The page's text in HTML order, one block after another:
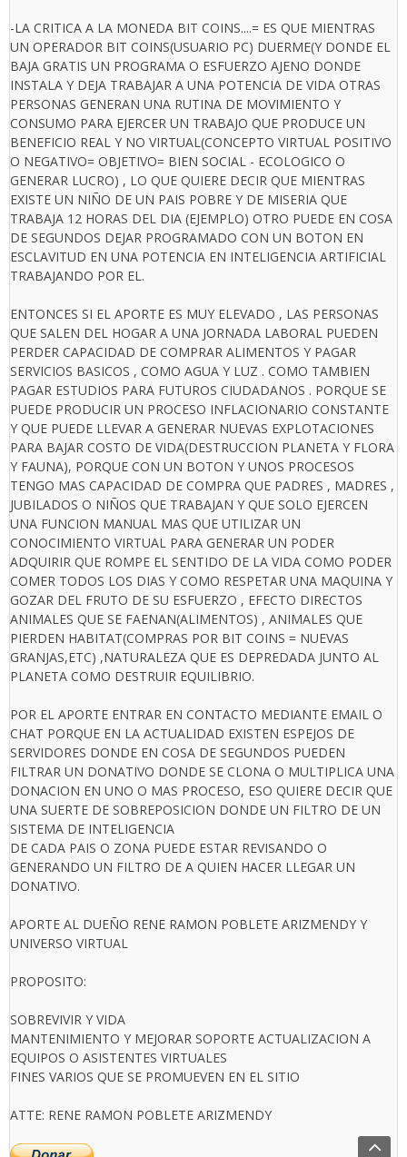
-LA CRITICA A LA MONEDA BIT COINS....= ES QUE MIENTRAS
UN OPERADOR BIT COINS(USUARIO PC) DUERME(Y DONDE EL
BAJA GRATIS UN PROGRAMA O ESFUERZO AJENO DONDE
INSTALA Y DEJA TRABAJAR A UNA POTENCIA DE VIDA OTRAS
PERSONAS GENERAN UNA RUTINA DE MOVIMIENTO Y
CONSUMO PARA EJERCER UN TRABAJO QUE PRODUCE UN
BENEFICIO REAL Y NO VIRTUAL(CONCEPTO VIRTUAL POSITIVO
O NEGATIVO= OBJETIVO= BIEN SOCIAL - ECOLOGICO O
GENERAR LUCRO) , LO QUE QUIERE DECIR QUE MIENTRAS
EXISTE UN NIÑO DE UN PAIS POBRE Y DE MISERIA QUE
TRABAJA 12 HORAS DEL DIA (EJEMPLO) OTRO PUEDE EN COSA
DE SEGUNDOS DEJAR PROGRAMADO CON UN BOTON EN
ESCLAVITUD EN UNA POTENCIA EN INTELIGENCIA ARTIFICIAL
TRABAJANDO POR EL.
ENTONCES SI EL APORTE ES MUY ELEVADO , LAS PERSONAS
QUE SALEN DEL HOGAR A UNA JORNADA LABORAL PUEDEN
PERDER CAPACIDAD DE COMPRAR ALIMENTOS Y PAGAR
SERVICIOS BASICOS , COMO AGUA Y LUZ . COMO TAMBIEN
PAGAR ESTUDIOS PARA FUTUROS CIUDADANOS . PORQUE SE
PUEDE PRODUCIR UN PROCESO INFLACIONARIO CONSTANTE
Y QUE PUEDE LLEVAR A GENERAR NUEVAS EXPLOTACIONES
PARA BAJAR COSTO DE VIDA(DESTRUCCION PLANETA Y FLORA
Y FAUNA), PORQUE CON UN BOTON Y UNOS PROCESOS
TENGO MAS CAPACIDAD DE COMPRA QUE PADRES , MADRES ,
JUBILADOS O NIÑOS QUE TRABAJAN Y QUE SOLO EJERCEN
UNA FUNCION MANUAL MAS QUE UTILIZAR UN
CONOCIMIENTO VIRTUAL PARA GENERAR UN PODER
ADQUIRIR QUE ROMPE EL SENTIDO DE LA VIDA COMO PODER
COMER TODOS LOS DIAS Y COMO RESPETAR UNA MAQUINA Y
GOZAR DEL FRUTO DE SU ESFUERZO , EFECTO DIRECTOS
ANIMALES QUE SE FAENAN(ALIMENTOS) , ANIMALES QUE
PIERDEN HABITAT(COMPRAS POR BIT COINS = NUEVAS
GRANJAS,ETC) ,NATURALEZA QUE ES DEPREDADA JUNTO AL
PLANETA COMO DESTRUIR EQUILIBRIO.
POR EL APORTE ENTRAR EN CONTACTO MEDIANTE EMAIL O
CHAT PORQUE EN LA ACTUALIDAD EXISTEN ESPEJOS DE
SERVIDORES DONDE EN COSA DE SEGUNDOS PUEDEN
FILTRAR UN DONATIVO DONDE SE CLONA O MULTIPLICA UNA
DONACION EN UNO O MAS PROCESO, ESO QUIERE DECIR QUE
UNA SUERTE DE SOBREPOSICION DONDE UN FILTRO DE UN
SISTEMA DE INTELIGENCIA
DE CADA PAIS O ZONA PUEDE ESTAR REVISANDO O
GENERANDO UN FILTRO DE A QUIEN HACER LLEGAR UN
DONATIVO.
APORTE AL DUEÑO RENE RAMON POBLETE ARIZMENDY Y
UNIVERSO VIRTUAL
PROPOSITO:
SOBREVIVIR Y VIDA
MANTENIMIENTO Y MEJORAR SOPORTE ACTUALIZACION A
EQUIPOS O ASISTENTES VIRTUALES
FINES VARIOS QUE SE PROMUEVEN EN EL SITIO
ATTE: RENE RAMON POBLETE ARIZMENDY